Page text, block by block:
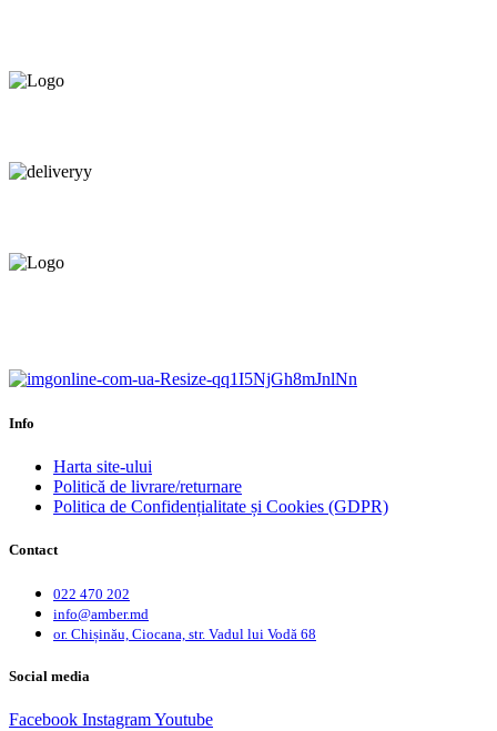
Info
Harta site-ului
Politică de livrare/returnare
Politica de Confidențialitate și Cookies (GDPR)
Contact
022 470 202
info@amber.md
or. Chișinău, Ciocana, str. Vadul lui Vodă 68
Social media
Facebook InstagramYoutube